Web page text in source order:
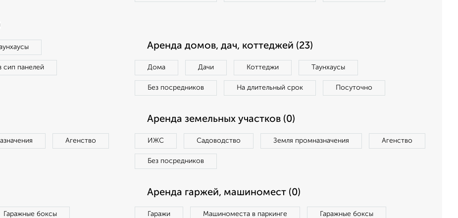
сип панелей
Аренда домов, дач, коттеджей (23)
Дома Дачи Коттеджи Таунхаусы
Без посредников На длительный срок Посуточно
Агенство
Аренда земельных участков (0)
ИЖС Садоводство Земля промназначения Агенство
Без посредников
Гаражные боксы
Аренда гаржей, машиномест (0)
Гаражи Машиноместа в паркинге Гаражные боксы